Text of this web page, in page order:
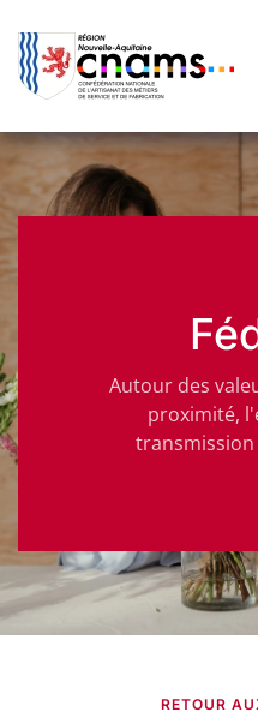
Passer au contenu
Autour des
proximité,
transmission
RETOUR